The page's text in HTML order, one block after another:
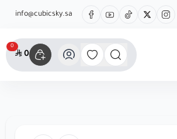
info@cubicsky.sa
0
0